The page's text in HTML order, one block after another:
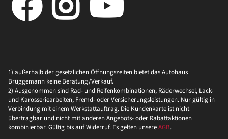
1) außerhalb der gesetzlichen Öffnungszeiten bietet das Autohaus
Brüggemann keine Beratung/Verkauf.
2) Ausgenommen sind Rad- und Reifenkombinationen, Räderwechsel, Lack-
und Karosseriearbeiten, Fremd- oder Versicherungsleistungen. Nur gültig in
Verbindung mit einem Werkstattauftrag. Die Kundenkarte ist nicht
übertragbar und nicht mit anderen Angebots- oder Rabattaktionen
kombinierbar. Gültig bis auf Widerruf. Es gelten unsereAGB.